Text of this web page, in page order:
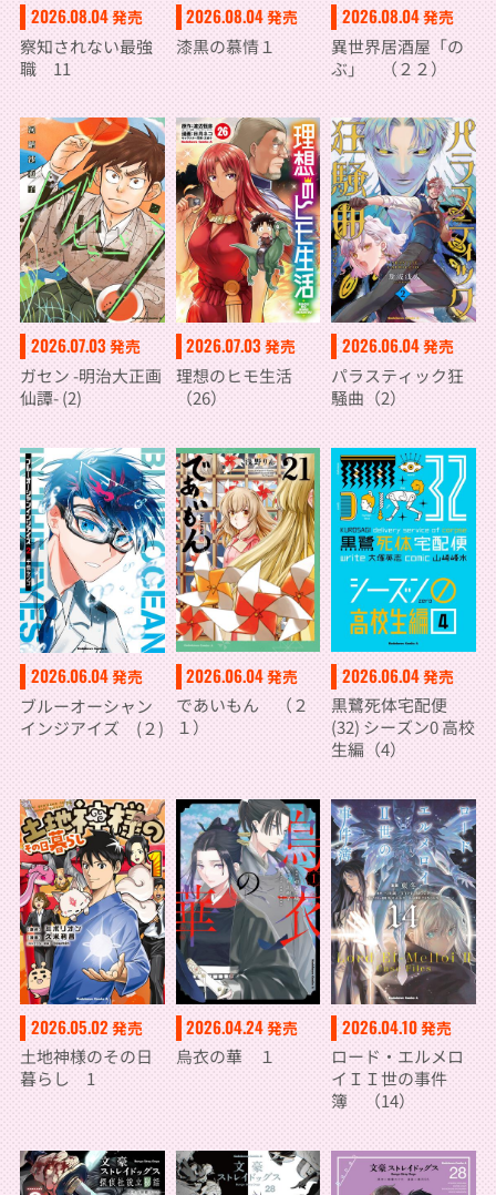
2026.08.04発売
察知されない最強
職 11
2026.08.04発売
漆黒の慕情１
2026.08.04発売
異世界居酒屋「の
ぶ」 （２２）
2026.07.03 発売
ガセン -明治大正画
仙譚- (2)
2026.07.03 発売
理想のヒモ生活
（26）
2026.06.04発売
パラスティック狂
騒曲（2）
2026.06.04発売
ブルーオーシャン
インジアイズ (２)
2026.06.04発売
であいもん （２
１）
2026.06.04発売
黒鷺死体宅配便
(32) シーズン0 高校
生編（4）
2026.05.02発売
土地神様のその日
暮らし 1
2026.04.24発売
烏衣の華 １
2026.04.10発売
ロード・エルメロ
イＩＩ世の事件
簿 （14）